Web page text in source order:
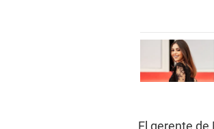
El gerente de